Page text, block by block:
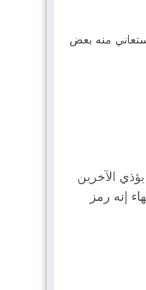
منه بعض
الآخرين
إنه رمز